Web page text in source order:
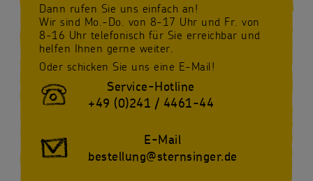
Dann rufen Sie uns einfach an!
Wir sind Mo.-Do. von 8-17 Uhr und Fr. von
8-16 Uhr telefonisch für Sie erreichbar und
helfen Ihnen gerne weiter.
Oder schicken Sie uns eine E-Mail!
Service-Hotline
+49 (0)241 / 4461-44
E-Mail
bestellung@sternsinger.de